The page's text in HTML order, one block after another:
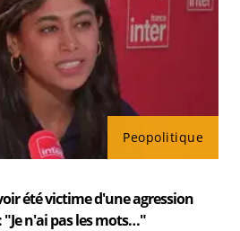
Peopolitique
été victime d'une agression
n'ai pas les mots…"